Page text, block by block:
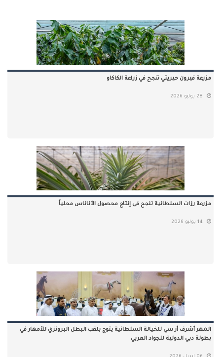
مزرعة قيرون حيريتي تنجح في زراعة الكاكاو
28 يوليو 2026
مزرعة رزات السلطانية تنجح في إنتاج محصول الأناناس محلياً
14 يوليو 2026
المهر أشرف أر سي للخيالة السلطانية يتوج بلقب البطل البرونزي للأمهار في
بطولة دبي الدولية للجواد العربي